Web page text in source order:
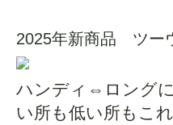
2025年新商品 ツー
ハンディ⇔ロング
い所も低い所もこ